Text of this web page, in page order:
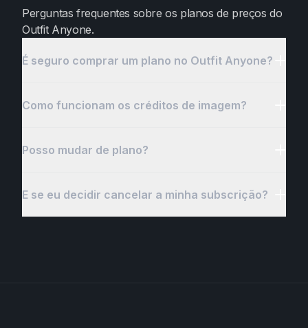
Perguntas frequentes sobre os planos de preços do
Outfit Anyone.
É seguro comprar um plano no Outfit Anyone?
Como funcionam os créditos de imagem?
Posso mudar de plano?
E se eu decidir cancelar a minha subscrição?